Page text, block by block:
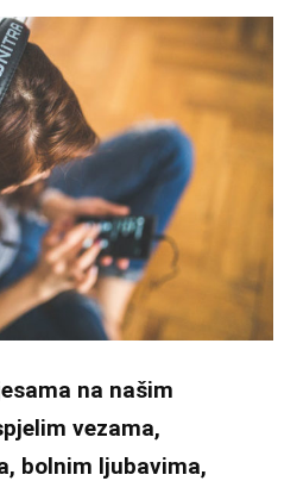
na našim
vezama,
bolnim ljubavima,